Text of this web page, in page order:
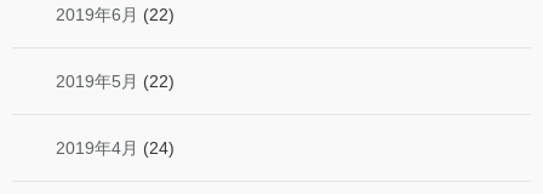
2019年6月 (22)
2019年5月 (22)
2019年4月 (24)